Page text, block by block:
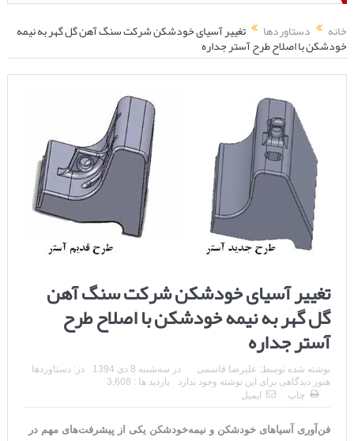
خانه دستاوردها تغییر آسیای خودشکن شرکت سنگ آهن گل گهر به نیمه
خودشکن با اصلاح طرح آستر جداره
تغییر آسیای خودشکن شرکت سنگ آهن
گل گهر به نیمه خودشکن با اصلاح طرح
آستر جداره
نوشته شده توسط: علیرضا قاسمی در سه‌شنبه 8 دی 1394 در: دستاوردها
هنوز دیدگاهی برای این نوشته وجود ندارد
بازدید ها : 3,608
چاپ
ایمیل
فن‌آوری آسیاهای خودشکن و نیمه‌خودشکن یکی از پیشرفت‌های مهم در